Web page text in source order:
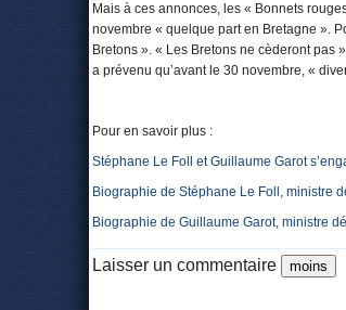
Mais à ces annonces, les « Bonnets
novembre « quelque part en Bretagne ».
Bretons ». « Les Bretons ne cèderont pas
a prévenu qu’avant le 30 novembre, «
Pour en savoir plus :
Stéphane Le Foll et Guillaume Garot
Biographie de Stéphane Le Foll, ministre
Biographie de Guillaume Garot, ministre
Laisser un commentaire